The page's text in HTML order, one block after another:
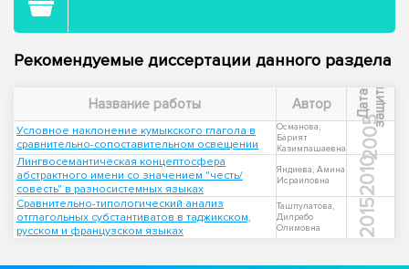
Рекомендуемые диссертации данного раздела
Название работы Автор Д
а
т
а
з
а
щ
и
ты
Условное наклонение кумыкского глагола в
сравнительно-сопоставительном освещении
Османова,
Барият
Казимпашаевна
2005
Лингвосемантическая концептосфера
абстрактного имени со значением "честь/
совесть" в разносистемных языках
Яндиева, Амина
Исраиловна
2010
Сравнительно-типологический анализ
отглагольных субстантиватов в таджикском,
русском и французском языках
Ташпулатова,
Дилрабо
Олимовна
2015